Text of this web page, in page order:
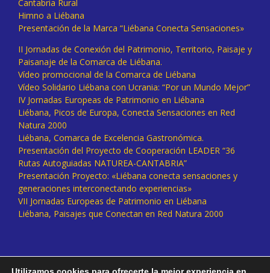
Cantabria Rural
Himno a Liébana
Presentación de la Marca “Liébana Conecta Sensaciones»
II Jornadas de Conexión del Patrimonio, Territorio, Paisaje y
Paisanaje de la Comarca de Liébana.
Vídeo promocional de la Comarca de Liébana
Vídeo Solidario Liébana con Ucrania: “Por un Mundo Mejor”
IV Jornadas Europeas de Patrimonio en Liébana
Liébana, Picos de Europa, Conecta Sensaciones en Red
Natura 2000
Liébana, Comarca de Excelencia Gastronómica.
Presentación del Proyecto de Cooperación LEADER “36
Rutas Autoguiadas NATUREA-CANTABRIA”
Presentación Proyecto: «Liébana conecta sensaciones y
generaciones interconectando experiencias»
VII Jornadas Europeas de Patrimonio en Liébana
Liébana, Paisajes que Conectan en Red Natura 2000